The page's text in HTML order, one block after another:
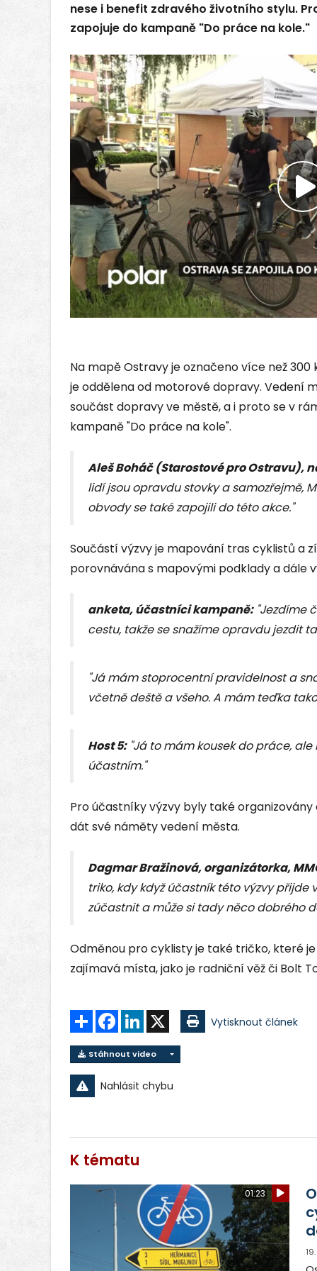
nese i benefit zdravého životního stylu.
zapojuje do kampaně "Do práce na kole."
Na mapě Ostravy je označeno více než
je oddělena od motorové dopravy. Vedení
součást dopravy ve městě, a i proto se v
kampaně "Do práce na kole".
Aleš Boháč (Starostové pro Ostravu),
lidí jsou opravdu stovky a samozřejmě,
obvody se také zapojili do této akce."
Součástí výzvy je mapování tras cyklistů a
porovnávána s mapovými podklady a dále
anketa, účastníci kampaně:"Jezdíme
cestu, takže se snažíme opravdu jezdit
"Já mám stoprocentní pravidelnost a
včetně deště a všeho. A mám teďka
Host 5:"Já to mám kousek do práce,
účastním."
Pro účastníky výzvy byly také
dát své náměty vedení města.
Dagmar Bražinová, organizátorka,
triko, kdy když účastník této výzvy přijde
zúčastnit a může si tady něco dobrého
Odměnou pro cyklisty je také tričko, které
zajímavá místa, jako je radniční věž či Bolt
Sdílet FacebookLinkedIn Vytisknout článek
Stáhnout video
Nahlásit chybu
K tématu
01:23